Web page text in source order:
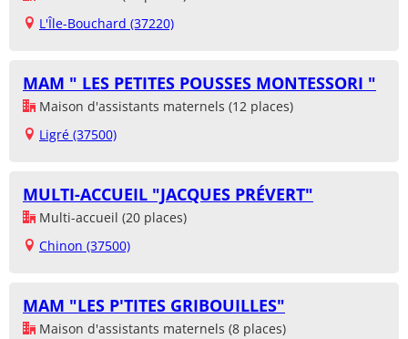
L'Île-Bouchard (37220)
MAM " LES PETITES POUSSES MONTESSORI "
Maison d'assistants maternels (12 places)
Ligré (37500)
MULTI-ACCUEIL "JACQUES PRÉVERT"
Multi-accueil (20 places)
Chinon (37500)
MAM "LES P'TITES GRIBOUILLES"
Maison d'assistants maternels (8 places)